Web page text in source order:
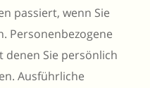
passiert, wenn Sie
Personenbezogene
denen Sie persönlich
Ausführliche